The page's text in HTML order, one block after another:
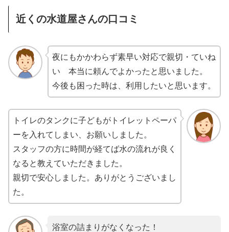
近くの水道屋さんの口コミ
夜にもかかわらず素早い対応で親切・ていね
い 本当に頼んでよかったと思いました。
今後も困った時は、利用したいと思います。
トイレのタンクに子どもがトイレットペーパ
ーを入れてしまい、お願いしました。
スタッフの方に時間が経てば水の流れが良く
なると教えていただきました。
親切で安心しました。ありがとうございまし
た。
浴室の詰まりがなくなった！